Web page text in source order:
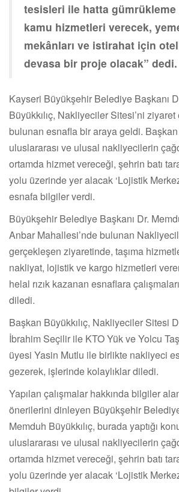
tesisleri ile hatta
kamu hizmetleri verecek,
mekânları ve istirahat için
devasa bir proje olacak” dedi.
Kayseri Büyükşehir Belediye Başkanı
Büyükkılıç, Nakliyeciler Sitesi’ni
bulunan esnafla bir araya geldi. Başkan
uluslararası ve ulusal nakliyecilerin
ortamda hizmet vereceği, şehrin batı
yolu üzerinde yer alacak ‘Lojistik
esnafa bilgiler verdi.
Büyükşehir Belediye Başkanı Dr.
Anbar Mahallesi’nde bulunan
gerçekleşen ziyaretinde, taşıma
nakliyat, lojistik ve kargo hizmetleri
helal rızık kazanan esnaflara
diledi.
Başkan Büyükkılıç, Nakliyeciler Sitesi
İbrahim Seçilir ile KTO Yük ve Yolcu
üyesi Yasin Mutlu ile birlikte nakliyeci
gezerek, işlerinde kolaylıklar diledi.
Yapılan çalışmalar hakkında bilgiler
önerilerini dinleyen Büyükşehir
Memduh Büyükkılıç, burada yaptığı
uluslararası ve ulusal nakliyecilerin
ortamda hizmet vereceği, şehrin batı
yolu üzerinde yer alacak ‘Lojistik